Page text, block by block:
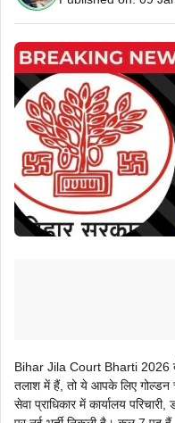
Bihar Jila Court Bharti 2026
तलाश में हैं, तो ये आपके लिए गोल्डन
सेवा प्राधिकार में कार्यालय